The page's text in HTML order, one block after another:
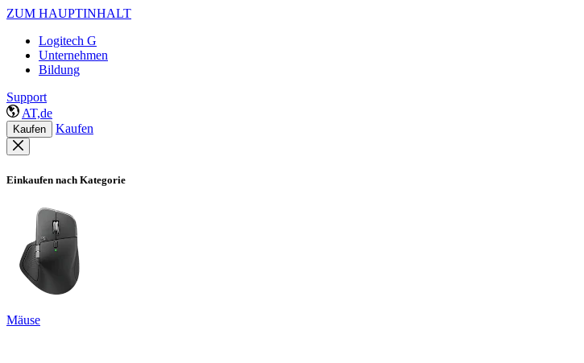
ZUM HAUPTINHALT
Logitech G
Unternehmen
Bildung
Support
AT,de
Kaufen Kaufen
Einkaufen nach Kategorie
Mäuse